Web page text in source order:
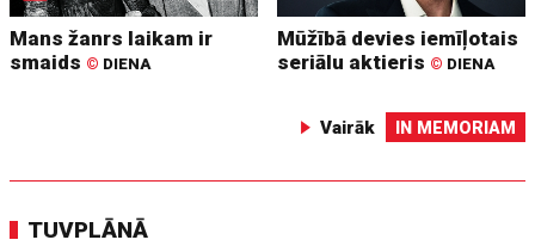
Mans žanrs laikam ir
smaids © DIENA
Mūžībā devies iemīļotais
seriālu aktieris © DIENA
Vairāk IN MEMORIAM
TUVPLĀNĀ